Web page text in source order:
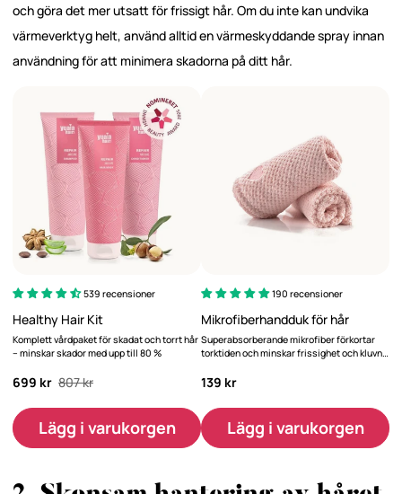
och göra det mer utsatt för frissigt hår. Om du inte kan undvika
värmeverktyg helt, använd alltid en värmeskyddande spray innan
användning för att minimera skadorna på ditt hår.
539 recensioner
Healthy Hair Kit
Komplett vårdpaket för skadat och torrt hår
– minskar skador med upp till 80 %
699 kr 807 kr
Lägg i varukorgen
190 recensioner
Mikrofiberhandduk för hår
Superabsorberande mikrofiber förkortar
torktiden och minskar frissighet och kluvna
139 kr
Lägg i varukorgen